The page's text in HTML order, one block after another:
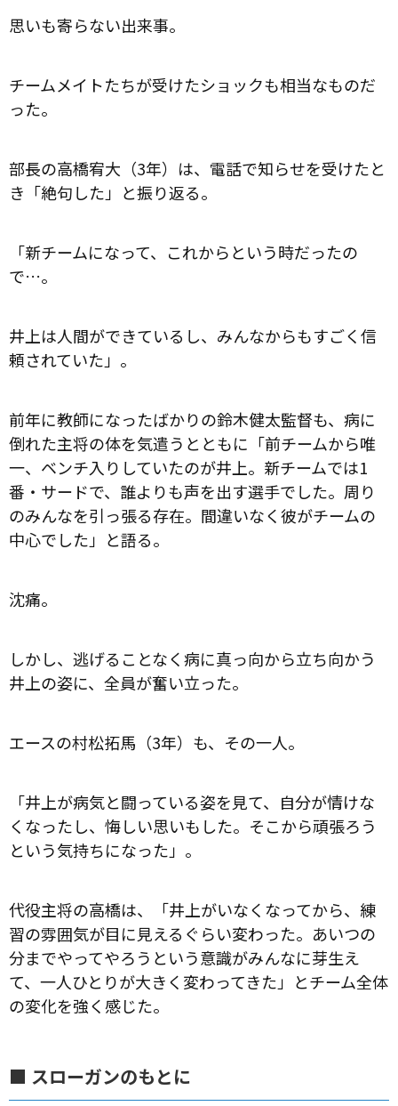
思いも寄らない出来事。
チームメイトたちが受けたショックも相当なものだ
った。
部長の高橋宥大（3年）は、電話で知らせを受けたと
き「絶句した」と振り返る。
「新チームになって、これからという時だったの
で…。
井上は人間ができているし、みんなからもすごく信
頼されていた」。
前年に教師になったばかりの鈴木健太監督も、病に
倒れた主将の体を気遣うとともに「前チームから唯
一、ベンチ入りしていたのが井上。新チームでは1
番・サードで、誰よりも声を出す選手でした。周り
のみんなを引っ張る存在。間違いなく彼がチームの
中心でした」と語る。
沈痛。
しかし、逃げることなく病に真っ向から立ち向かう
井上の姿に、全員が奮い立った。
エースの村松拓馬（3年）も、その一人。
「井上が病気と闘っている姿を見て、自分が情けな
くなったし、悔しい思いもした。そこから頑張ろう
という気持ちになった」。
代役主将の高橋は、「井上がいなくなってから、練
習の雰囲気が目に見えるぐらい変わった。あいつの
分までやってやろうという意識がみんなに芽生え
て、一人ひとりが大きく変わってきた」とチーム全体
の変化を強く感じた。
■ スローガンのもとに